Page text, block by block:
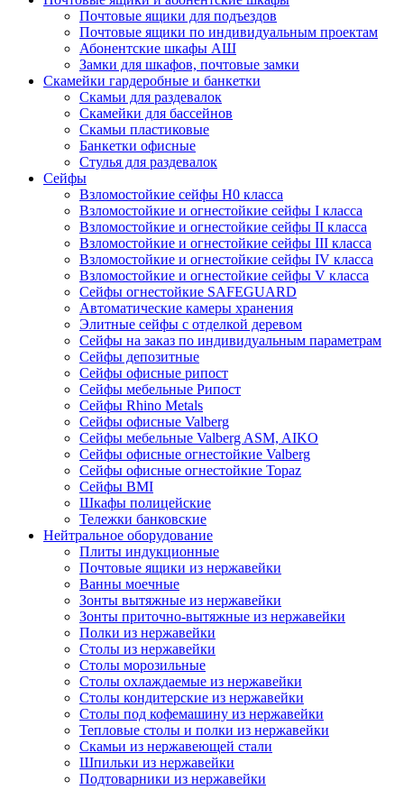
Почтовые ящики для подъездов
Почтовые ящики по индивидуальным проектам
Абонентские шкафы АШ
Замки для шкафов, почтовые замки
Скамейки гардеробные и банкетки
Скамьи для раздевалок
Скамейки для бассейнов
Скамьи пластиковые
Банкетки офисные
Стулья для раздевалок
Сейфы
Взломостойкие сейфы H0 класса
Взломостойкие и огнестойкие сейфы I класса
Взломостойкие и огнестойкие сейфы II класса
Взломостойкие и огнестойкие сейфы III класса
Взломостойкие и огнестойкие сейфы IV класса
Взломостойкие и огнестойкие сейфы V класса
Сейфы огнестойкие SAFEGUARD
Автоматические камеры хранения
Элитные сейфы с отделкой деревом
Сейфы на заказ по индивидуальным параметрам
Сейфы депозитные
Сейфы офисные рипост
Сейфы мебельные Рипост
Сейфы Rhino Metals
Сейфы офисные Valberg
Сейфы мебельные Valberg ASM, AIKO
Сейфы офисные огнестойкие Valberg
Сейфы офисные огнестойкие Topaz
Сейфы ВМI
Шкафы полицейские
Тележки банковские
Нейтральное оборудование
Плиты индукционные
Почтовые ящики из нержавейки
Ванны моечные
Зонты вытяжные из нержавейки
Зонты приточно-вытяжные из нержавейки
Полки из нержавейки
Столы из нержавейки
Столы морозильные
Столы охлаждаемые из нержавейки
Столы кондитерские из нержавейки
Столы под кофемашину из нержавейки
Тепловые столы и полки из нержавейки
Скамьи из нержавеющей стали
Шпильки из нержавейки
Подтоварники из нержавейки